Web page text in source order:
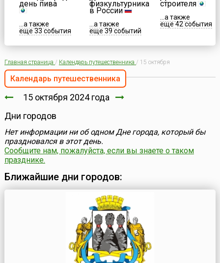
день пива
...а также
еще 33 события
физкультурника
в России
...а также
еще 39 событий
строителя
...а также
еще 42 события
Главная страница / Календарь путешественника / 15 октября
Календарь путешественника
15 октября 2024 года
Дни городов
Нет информации ни об одном Дне города, который бы
праздновался в этот день.
Сообщите нам, пожалуйста, если вы знаете о таком
празднике.
Ближайшие дни городов: